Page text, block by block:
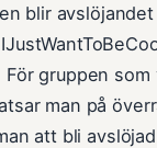
blir
gruppen
man på
att bli